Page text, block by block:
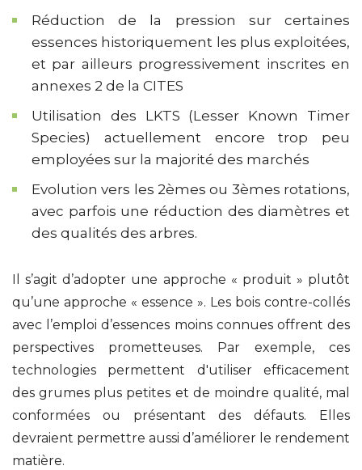
Réduction de la pression sur certaines
essences historiquement les plus exploitées,
et par ailleurs progressivement inscrites en
annexes 2 de la CITES
Utilisation des LKTS (Lesser Known Timer
Species) actuellement encore trop peu
employées sur la majorité des marchés
Evolution vers les 2èmes ou 3èmes rotations,
avec parfois une réduction des diamètres et
des qualités des arbres.
Il s’agit d’adopter une approche « produit » plutôt
qu’une approche « essence ». Les bois contre-collés
avec l’emploi d’essences moins connues offrent des
perspectives prometteuses. Par exemple, ces
technologies permettent d'utiliser efficacement
des grumes plus petites et de moindre qualité, mal
conformées ou présentant des défauts. Elles
devraient permettre aussi d’améliorer le rendement
matière.